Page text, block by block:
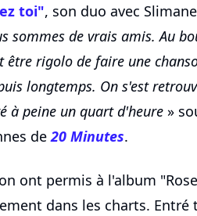
toi", son duo avec
sommes de vrais amis. Au
être rigolo de faire une
longtemps. On s'est
à peine un quart d'heure »
de20 Minutes.
ont permis à l'album
dans les charts. Entré